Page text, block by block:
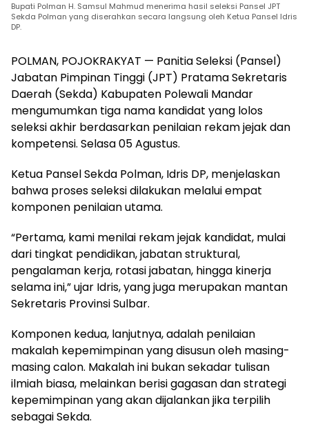
Bupati Polman H. Samsul Mahmud menerima hasil seleksi Pansel JPT
Sekda Polman yang diserahkan secara langsung oleh Ketua Pansel Idris
DP.
POLMAN, POJOKRAKYAT — Panitia Seleksi (Pansel)
Jabatan Pimpinan Tinggi (JPT) Pratama Sekretaris
Daerah (Sekda) Kabupaten Polewali Mandar
mengumumkan tiga nama kandidat yang lolos
seleksi akhir berdasarkan penilaian rekam jejak dan
kompetensi. Selasa 05 Agustus.
Ketua Pansel Sekda Polman, Idris DP, menjelaskan
bahwa proses seleksi dilakukan melalui empat
komponen penilaian utama.
“Pertama, kami menilai rekam jejak kandidat, mulai
dari tingkat pendidikan, jabatan struktural,
pengalaman kerja, rotasi jabatan, hingga kinerja
selama ini,” ujar Idris, yang juga merupakan mantan
Sekretaris Provinsi Sulbar.
Komponen kedua, lanjutnya, adalah penilaian
makalah kepemimpinan yang disusun oleh masing-
masing calon. Makalah ini bukan sekadar tulisan
ilmiah biasa, melainkan berisi gagasan dan strategi
kepemimpinan yang akan dijalankan jika terpilih
sebagai Sekda.